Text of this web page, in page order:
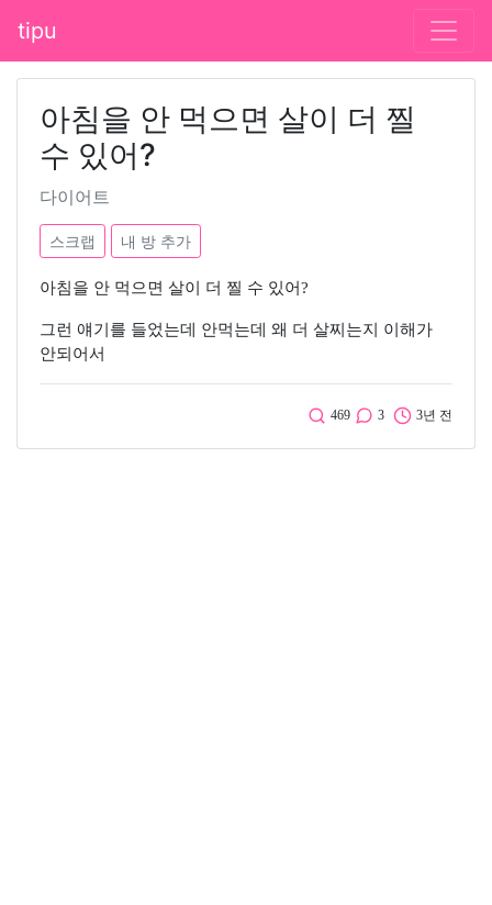
tipu
아침을 안 먹으면 살이 더 찔
수 있어?
다이어트
스크랩 내 방 추가
아침을 안 먹으면 살이 더 찔 수 있어?
그런 얘기를 들었는데 안먹는데 왜 더 살찌는지 이해가
안되어서
469 3 3년 전